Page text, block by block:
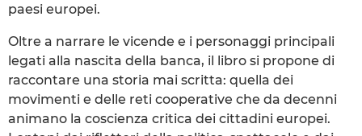
paesi europei.
Oltre a narrare le vicende e i personaggi principali
legati alla nascita della banca, il libro si propone di
raccontare una storia mai scritta: quella dei
movimenti e delle reti cooperative che da decenni
animano la coscienza critica dei cittadini europei.